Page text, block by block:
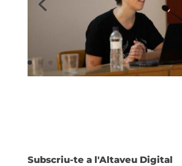
Subscriu-te a l'Altaveu Digital